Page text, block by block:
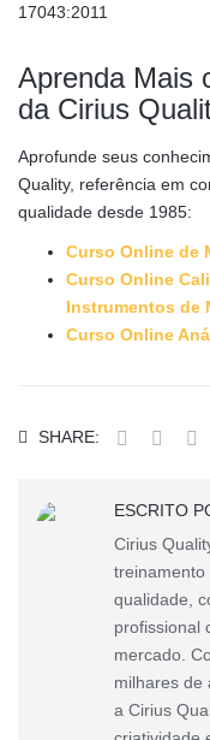
17043:2011
Aprenda Mais
da Cirius
Aprofunde seus
Quality, referência em
qualidade desde 1985:
Curso Online de
Curso Online
Instrumentos de
Curso Online
SHARE:
ESCRITO
Cirius
treinamento
qualidade,
profissional
mercado.
milhares de
a Cirius